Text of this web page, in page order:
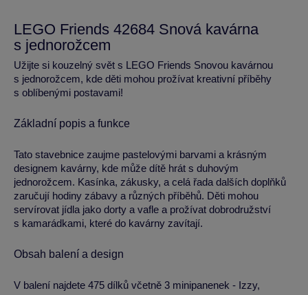
LEGO Friends 42684 Snová kavárna
s jednorožcem
Užijte si kouzelný svět s LEGO Friends Snovou kavárnou
s jednorožcem, kde děti mohou prožívat kreativní příběhy
s oblíbenými postavami!
Základní popis a funkce
Tato stavebnice zaujme pastelovými barvami a krásným
designem kavárny, kde může dítě hrát s duhovým
jednorožcem. Kasínka, zákusky, a celá řada dalších doplňků
zaručují hodiny zábavy a různých příběhů. Děti mohou
servírovat jídla jako dorty a vafle a prožívat dobrodružství
s kamarádkami, které do kavárny zavítají.
Obsah balení a design
V balení najdete 475 dílků včetně 3 minipanenek - Izzy,